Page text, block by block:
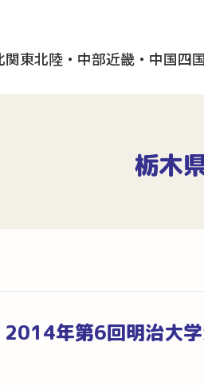
関東北陸・中部近畿・中国四
栃木
2014年第6回明治大